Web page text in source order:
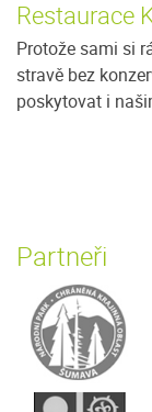
Restaurace
Protože sami si
stravě bez
poskytovat i
Partneři